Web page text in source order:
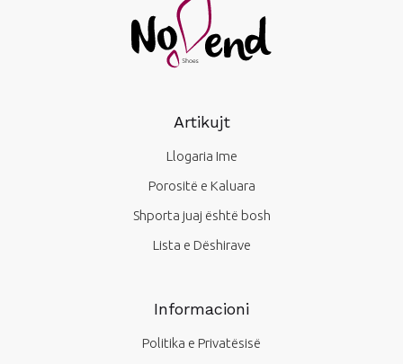
Artikujt
Llogaria Ime
Porositë e Kaluara
Shporta juaj është bosh
Lista e Dëshirave
Informacioni
Politika e Privatësisë